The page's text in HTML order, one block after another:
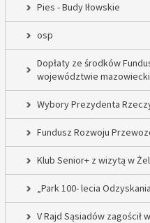
Pies - Budy Iłowskie
osp
Dopłaty ze środków
województwie
Wybory Prezydenta
Fundusz Rozwoju
Klub Senior+ z wizytą w
„Park 100- lecia
V Rajd Sąsiadów zagościł